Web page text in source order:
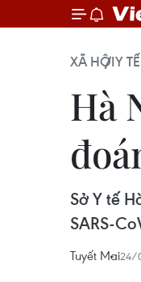
XÃ HỘIY TẾ
Hà
Sở Y tế
SARS-
Tuyết Mai24/